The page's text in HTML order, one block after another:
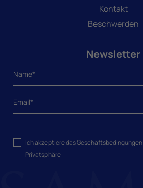
Kontakt
Beschwerden
Newsletter
Ich akzeptiere dasGeschäftsbedingungen
Privatsphäre